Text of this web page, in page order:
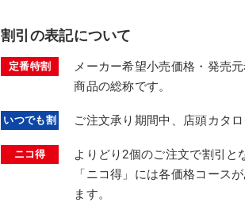
割引の表記について
定番特割
メーカー希望小売価格・発売
商品の総称です。
いつでも割 ご注文承り期間中、店頭カタ
ニコ得
よりどり2個のご注文で割引と
「ニコ得」には各価格コース
ます。